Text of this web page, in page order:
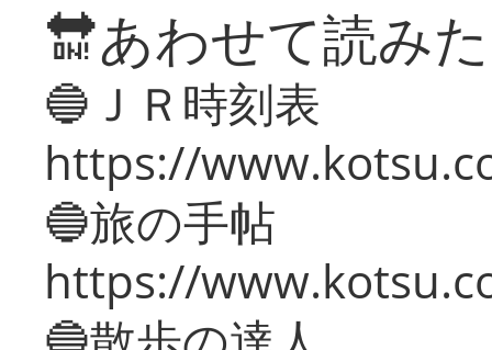
🔛あわせて読み
🔵ＪＲ時刻表
https://
🔵旅の手帖
https://